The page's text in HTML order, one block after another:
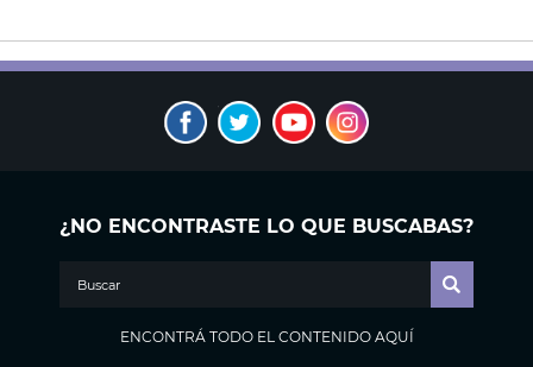
¿NO ENCONTRASTE LO QUE BUSCABAS?
ENCONTRÁ TODO EL CONTENIDO AQUÍ